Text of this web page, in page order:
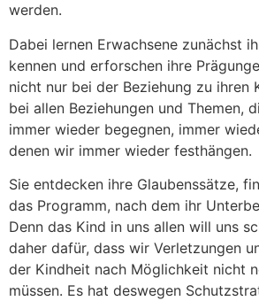
werden.
Dabei lernen Erwachsene zunächst
kennen und erforschen ihre
nicht nur bei der Beziehung zu ihren
bei allen Beziehungen und Themen,
immer wieder begegnen, immer
denen wir immer wieder festhängen.
Sie entdecken ihre Glaubenssätze,
das Programm, nach dem ihr
Denn das Kind in uns allen will uns
daher dafür, dass wir Verletzungen
der Kindheit nach Möglichkeit nicht
müssen. Es hat deswegen